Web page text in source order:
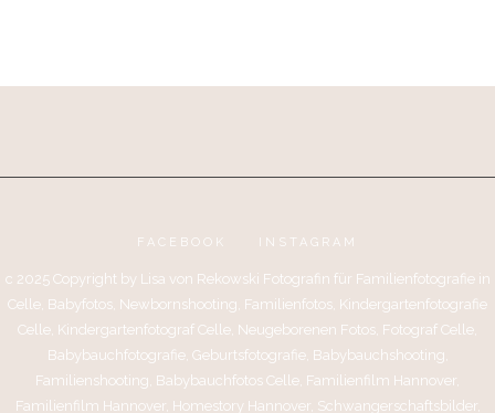
FACEBOOK INSTAGRAM
c 2025 Copyright by Lisa von Rekowski Fotografin für Familienfotografie in
Celle, Babyfotos, Newbornshooting, Familienfotos, Kindergartenfotografie
Celle, Kindergartenfotograf Celle, Neugeborenen Fotos, Fotograf Celle,
Babybauchfotografie, Geburtsfotografie, Babybauchshooting,
Familienshooting, Babybauchfotos Celle, Familienfilm Hannover,
Familienfilm Hannover, Homestory Hannover, Schwangerschaftsbilder,